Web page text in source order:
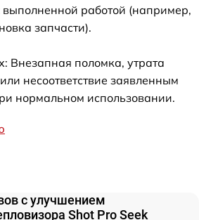
выполненной работой (например,
запчасти).
Внезапная поломка, утрата
несоответствие заявленным
нормальном использовании.
с улучшением
Shot Pro Seek